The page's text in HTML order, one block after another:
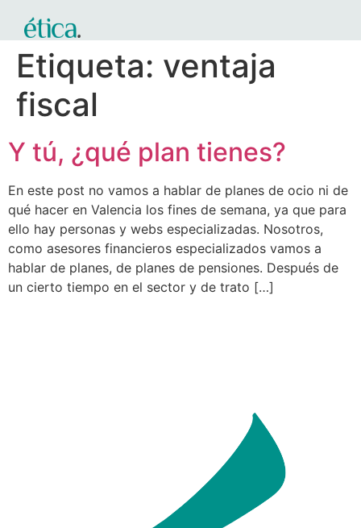
Etiqueta: ventaja
fiscal
Y tú, ¿qué plan tienes?
En este post no vamos a hablar de planes de ocio ni de
qué hacer en Valencia los fines de semana, ya que para
ello hay personas y webs especializadas. Nosotros,
como asesores financieros especializados vamos a
hablar de planes, de planes de pensiones. Después de
un cierto tiempo en el sector y de trato […]